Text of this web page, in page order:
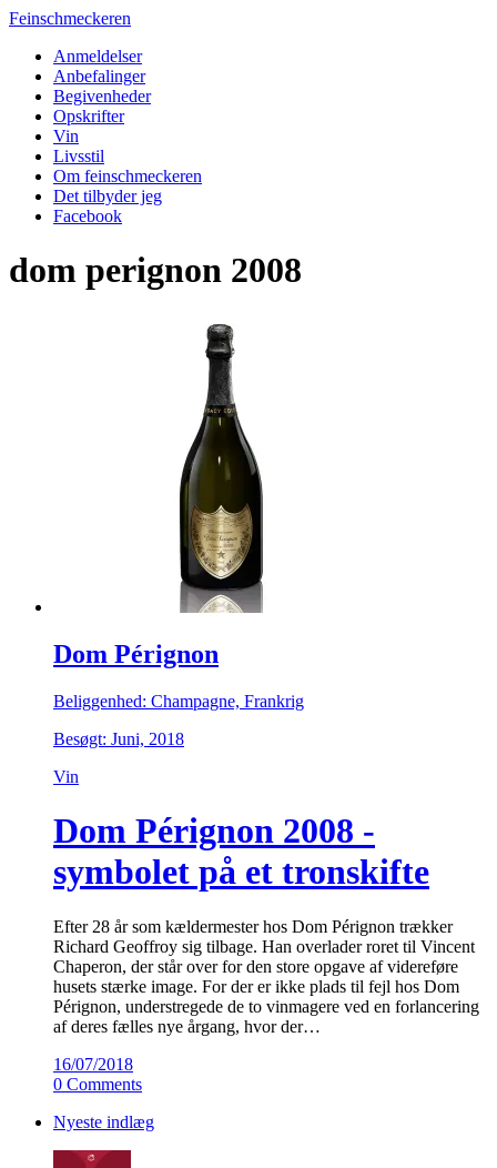
Feinschmeckeren
Anmeldelser
Anbefalinger
Begivenheder
Opskrifter
Vin
Livsstil
Om feinschmeckeren
Det tilbyder jeg
Facebook
dom perignon 2008
Dom Pérignon
Beliggenhed: Champagne, Frankrig
Besøgt: Juni, 2018
Vin
Dom Pérignon 2008 -
symbolet på et tronskifte
Efter 28 år som kældermester hos Dom Pérignon trækker
Richard Geoffroy sig tilbage. Han overlader roret til Vincent
Chaperon, der står over for den store opgave af videreføre
husets stærke image. For der er ikke plads til fejl hos Dom
Pérignon, understregede de to vinmagere ved en forlancering
af deres fælles nye årgang, hvor der…
16/07/2018
0 Comments
Nyeste indlæg